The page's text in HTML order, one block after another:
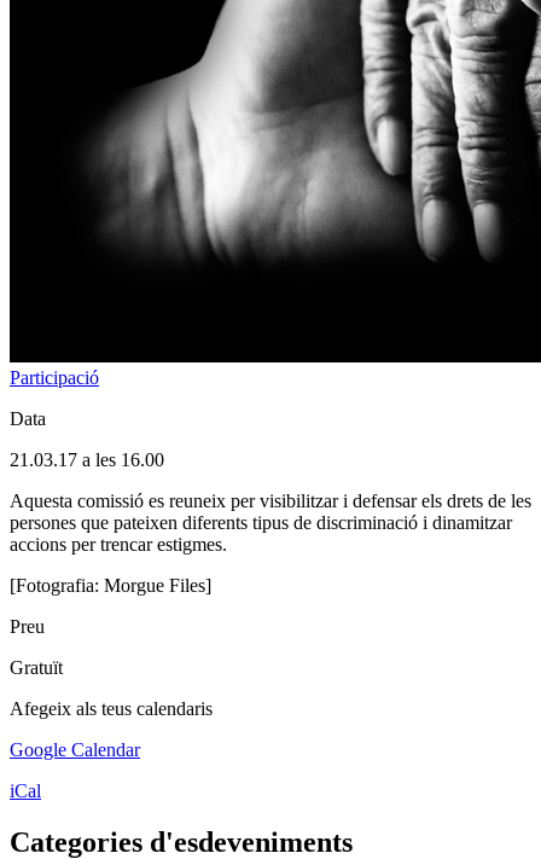
Participació
Data
21.03.17 a les 16.00
Aquesta comissió es reuneix per visibilitzar i defensar els drets de les
persones que pateixen diferents tipus de discriminació i dinamitzar
accions per trencar estigmes.
[Fotografia: Morgue Files]
Preu
Gratuït
Afegeix als teus calendaris
Google Calendar
iCal
Categories d'esdeveniments